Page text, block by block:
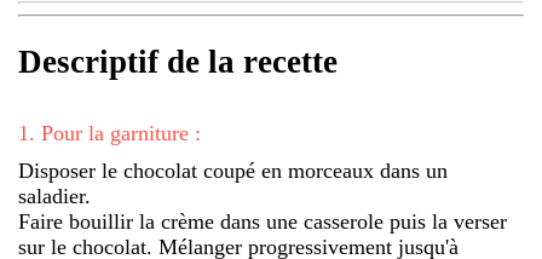
Descriptif de la recette
1 . Pour la garniture :
Disposer le chocolat coupé en morceaux dans un
saladier.
Faire bouillir la crème dans une casserole puis la verser
sur le chocolat. Mélanger progressivement jusqu'à